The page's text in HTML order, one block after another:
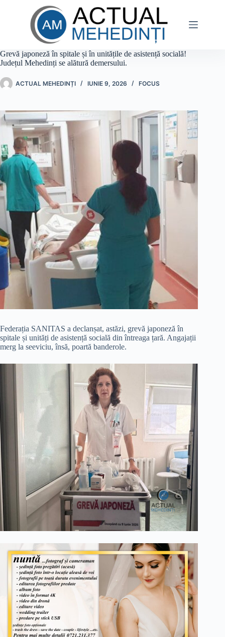
Grevă japoneză în spitale și în unitățile de asistență socială!
Județul Mehedinți se alătură demersului.
ACTUAL MEHEDINȚI IUNIE 9, 2026 FOCUS
Federația SANITAS a declanșat, astăzi, grevă japoneză în
spitale și unități de asistență socială din întreaga țară. Angajații
merg la seeviciu, însă, poartă banderole.